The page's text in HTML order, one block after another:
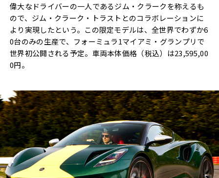
偉大なドライバーの一人であるジム・クラークを称えるも
ので、ジム・クラーク・トラストとのコラボレーションに
より実現したという。この限定モデルは、全世界でわずか6
0台のみの生産で、フォーミュラ1マイアミ・グランプリで
世界初公開される予定。車両本体価格（税込）は23,595,00
0円。